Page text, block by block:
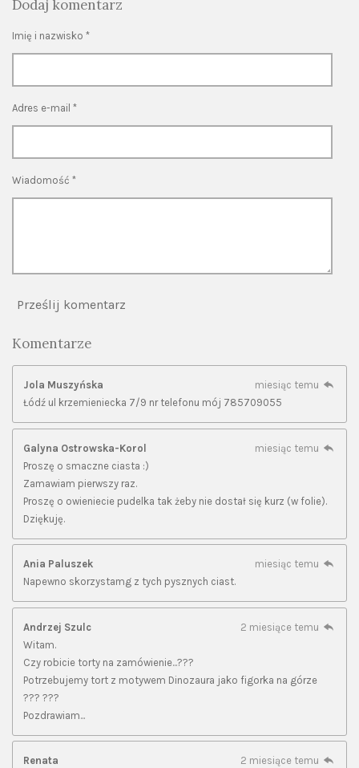
c
b
o
k
s
a
g
a
K
k
A
p
Dodaj komentarz
Imię i nazwisko *
Adres e-mail *
Wiadomość *
Prześlij komentarz
Komentarze
Jola Muszyńska
miesiąc temu
Łódź ul krzemieniecka 7/9 nr telefonu mój 785709055
Galyna Ostrowska-Korol
miesiąc temu
Proszę o smaczne ciasta :)
Zamawiam pierwszy raz.
Proszę o owieniecie pudelka tak żeby nie dostał się kurz (w folie).
Dziękuję.
Ania Paluszek
miesiąc temu
Napewno skorzystamg z tych pysznych ciast.
Andrzej Szulc
2 miesiące temu
Witam.
Czy robicie torty na zamówienie...???
Potrzebujemy tort z motywem Dinozaura jako figorka na górze
??? ???
Pozdrawiam...
Renata
2 miesiące temu